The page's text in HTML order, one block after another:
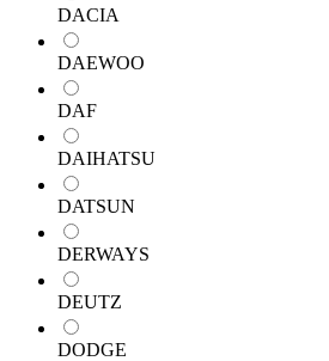
DACIA
DAEWOO
DAF
DAIHATSU
DATSUN
DERWAYS
DEUTZ
DODGE